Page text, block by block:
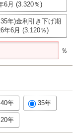
月 (3.320％)
年)金利引き下げ期
6月 (3.120％)
％
40年 35年
20年